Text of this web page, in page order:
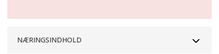
NÆRINGSINDHOLD